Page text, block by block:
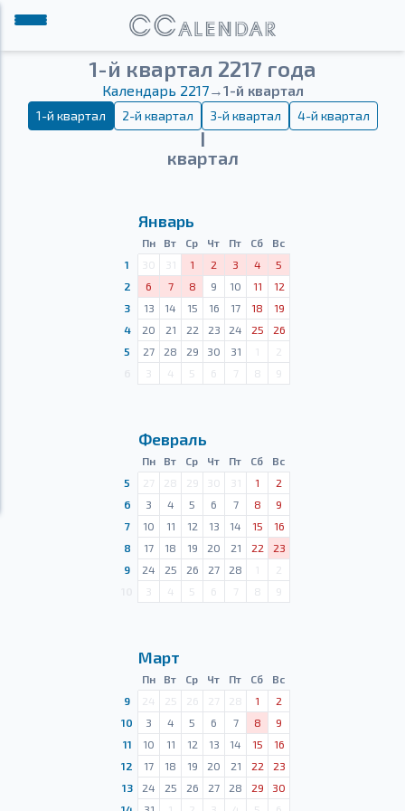
1-й квартал 2217 года
Календарь 2217→1-й квартал
1-й квартал 2-й квартал 3-й квартал 4-й квартал
Ⅰ
квартал
Январь
Пн Вт Ср Чт Пт Сб
Вс
1
30 31 1 2 3 4
5
2
6 7 8 9 10 11
12
3
13 14 15 16 17 18
19
4
20 21 22 23 24 25
26
5
27 28 29 30 31 1
2
3 4 5 6 7 8 9
Февраль
Пн Вт Ср Чт Пт Сб
Вс
5
27 28 29 30 31 1
2
6
3 4 5 6 7 8
9
7
10 11 12 13 14 15
16
8
17 18 19 20 21 22
23
9
24 25 26 27 28 1
2
3 4 5 6 7 8 9
Март
Пн Вт Ср Чт Пт Сб
Вс
9
24 25 26 27 28 1
2
10
3 4 5 6 7 8
9
11
10 11 12 13 14 15
16
12
17 18 19 20 21 22
23
13
24 25 26 27 28 29
30